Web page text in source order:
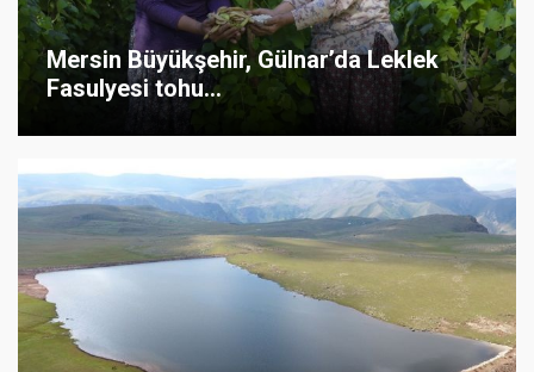
Mersin Büyükşehir, Gülnar’da Leklek
Fasulyesi tohu...